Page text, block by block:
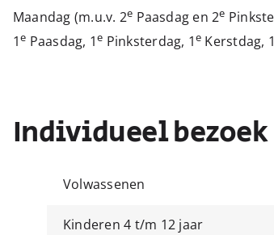
Maandag (m.u.v. 2e Paasdag en 2e
1e Paasdag, 1e Pinksterdag, 1e Kerstdag,
Individueel bezoek
Volwassenen
Kinderen 4 t/m 12 jaar